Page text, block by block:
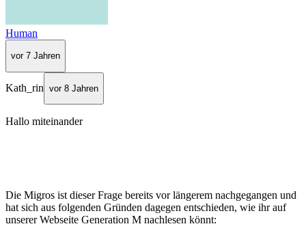
Human
vor 7 Jahren
Kath_rin vor 8 Jahren
Hallo miteinander
Die Migros ist dieser Frage bereits vor längerem nachgegangen und
hat sich aus folgenden Gründen dagegen entschieden, wie ihr auf
unserer Webseite Generation M nachlesen könnt: